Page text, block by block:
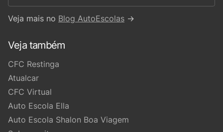
Veja mais no Blog AutoEscolas →
Veja também
CFC Restinga
Atualcar
CFC Virtual
Auto Escola Ella
Auto Escola Shalon Boa Viagem